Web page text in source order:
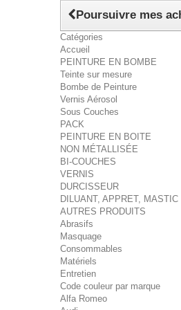
Poursuivre mes
Catégories
Accueil
PEINTURE EN BOMBE
Teinte sur mesure
Bombe de Peinture
Vernis Aérosol
Sous Couches
PACK
PEINTURE EN BOITE
NON MÉTALLISÉE
BI-COUCHES
VERNIS
DURCISSEUR
DILUANT, APPRET, MASTIC
AUTRES PRODUITS
Abrasifs
Masquage
Consommables
Matériels
Entretien
Code couleur par marque
Alfa Romeo